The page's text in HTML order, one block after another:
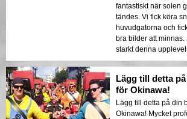
fantastiskt när solen
tändes. Vi fick köra
huvudgatorna och
bra bilder att
starkt denna
Lägg till detta
för Okinawa!
Lägg till detta på din
Okinawa! Mycket